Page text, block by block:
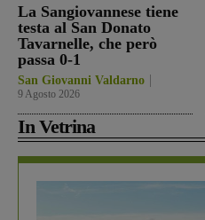
La Sangiovannese tiene
testa al San Donato
Tavarnelle, che però
passa 0-1
San Giovanni Valdarno
9 Agosto 2026
In Vetrina